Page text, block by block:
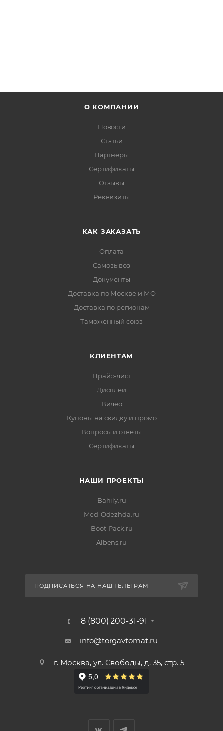
О КОМПАНИИ
Новости
Статьи
Партнеры
Сертификаты
Отзывы
Реквизиты
КАК ЗАКАЗАТЬ
Оплата
Самовывоз
Документы
Доставка по Москве и МО
Доставка по регионам
Таможенный союз
КЛИЕНТАМ
Прайс-лист
Дисплеи
Видео
Купоны на скидку и промо
Вопросы и ответы
Сертификаты
НАШИ ПРОЕКТЫ
Bahily.ru
Med-Odezhda.ru
Boot-Pack.ru
Albens.ru
ПОДПИСАТЬСЯ НА НАШ ТЕЛЕГРАМ
8 (800) 200-31-91
info@torgavtomat.ru
г. Москва, ул. Свободы, д. 35, стр. 5